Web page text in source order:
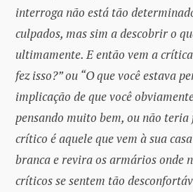
interroga não está tão
culpados, mas sim a descobrir o
ultimamente. E então vem a
fez isso?” ou “O que você estava
implicação de que você
pensando muito bem, ou não teria
crítico é aquele que vem à sua
branca e revira os armários onde
críticos se sentem tão